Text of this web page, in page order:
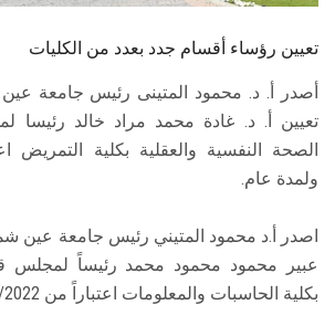
سجل الان
تعيين رؤساء أقسام جدد بعدد من الكليات
أصدر أ. د. محمود المتينى رئيس جامعة
تعيين أ. د. غادة محمد مراد خالد
ولمدة عام.
اصدر أ.د محمود المتيني رئيس جامعة عين
عبير محمود محمود محمد رئيساً
بكلية الحاسبات والمعلومات اعتباراً من 14/8/2022 ولمدة عام .